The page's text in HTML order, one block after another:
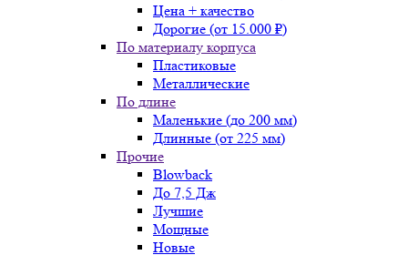
Цена + качество
Дорогие (от 15.000 ₽)
По материалу корпуса
Пластиковые
Металлические
По длине
Маленькие (до 200 мм)
Длинные (от 225 мм)
Прочие
Blowback
До 7,5 Дж
Лучшие
Мощные
Новые